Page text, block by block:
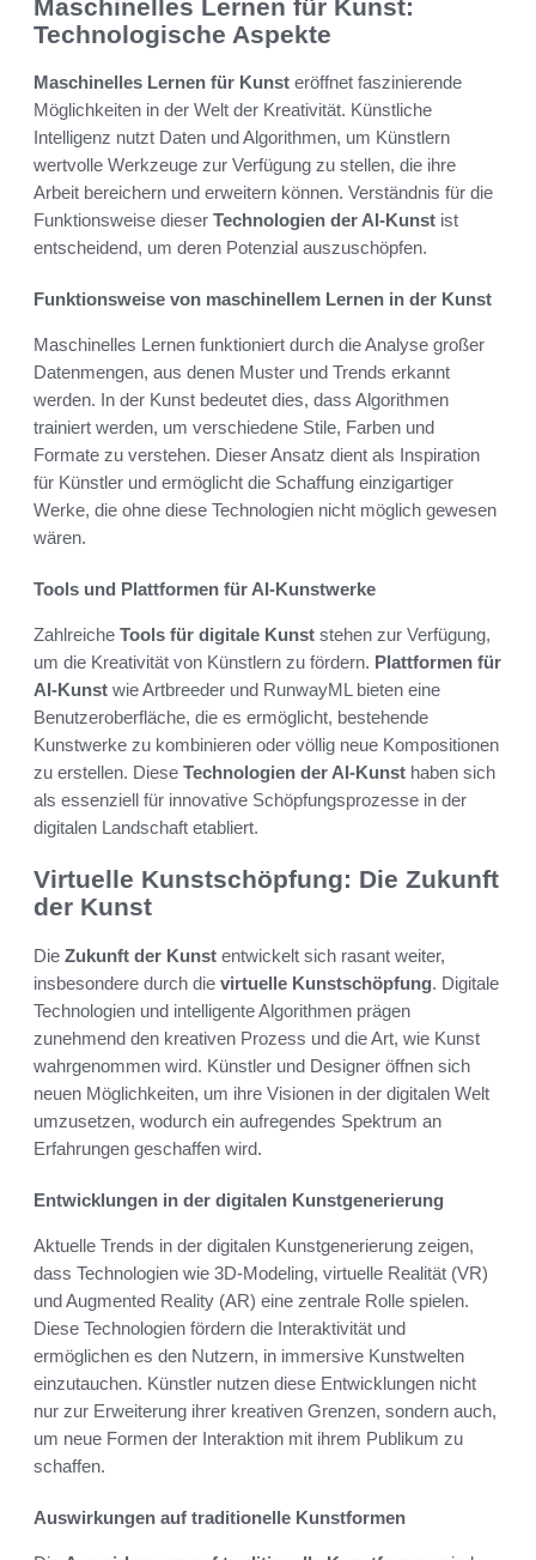
Maschinelles Lernen für Kunst:
Technologische Aspekte
Maschinelles Lernen für Kunst eröffnet faszinierende
Möglichkeiten in der Welt der Kreativität. Künstliche
Intelligenz nutzt Daten und Algorithmen, um Künstlern
wertvolle Werkzeuge zur Verfügung zu stellen, die ihre
Arbeit bereichern und erweitern können. Verständnis für die
Funktionsweise dieser Technologien der AI-Kunst ist
entscheidend, um deren Potenzial auszuschöpfen.
Funktionsweise von maschinellem Lernen in der Kunst
Maschinelles Lernen funktioniert durch die Analyse großer
Datenmengen, aus denen Muster und Trends erkannt
werden. In der Kunst bedeutet dies, dass Algorithmen
trainiert werden, um verschiedene Stile, Farben und
Formate zu verstehen. Dieser Ansatz dient als Inspiration
für Künstler und ermöglicht die Schaffung einzigartiger
Werke, die ohne diese Technologien nicht möglich gewesen
wären.
Tools und Plattformen für AI-Kunstwerke
Zahlreiche Tools für digitale Kunst stehen zur Verfügung,
um die Kreativität von Künstlern zu fördern. Plattformen für
AI-Kunst wie Artbreeder und RunwayML bieten eine
Benutzeroberfläche, die es ermöglicht, bestehende
Kunstwerke zu kombinieren oder völlig neue Kompositionen
zu erstellen. Diese Technologien der AI-Kunst haben sich
als essenziell für innovative Schöpfungsprozesse in der
digitalen Landschaft etabliert.
Virtuelle Kunstschöpfung: Die Zukunft
der Kunst
Die Zukunft der Kunst entwickelt sich rasant weiter,
insbesondere durch die virtuelle Kunstschöpfung. Digitale
Technologien und intelligente Algorithmen prägen
zunehmend den kreativen Prozess und die Art, wie Kunst
wahrgenommen wird. Künstler und Designer öffnen sich
neuen Möglichkeiten, um ihre Visionen in der digitalen Welt
umzusetzen, wodurch ein aufregendes Spektrum an
Erfahrungen geschaffen wird.
Entwicklungen in der digitalen Kunstgenerierung
Aktuelle Trends in der digitalen Kunstgenerierung zeigen,
dass Technologien wie 3D-Modeling, virtuelle Realität (VR)
und Augmented Reality (AR) eine zentrale Rolle spielen.
Diese Technologien fördern die Interaktivität und
ermöglichen es den Nutzern, in immersive Kunstwelten
einzutauchen. Künstler nutzen diese Entwicklungen nicht
nur zur Erweiterung ihrer kreativen Grenzen, sondern auch,
um neue Formen der Interaktion mit ihrem Publikum zu
schaffen.
Auswirkungen auf traditionelle Kunstformen